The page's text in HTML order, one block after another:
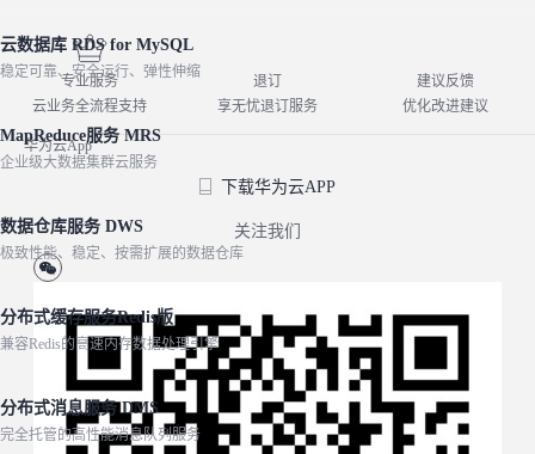
云数据库 RDS for MySQL
稳定可靠、安全运行、弹性伸缩
MapReduce服务 MRS
企业级大数据集群云服务
数据仓库服务 DWS
极致性能、稳定、按需扩展的数据仓库
分布式缓存服务Redis版
兼容Redis的高速内存数据处理引擎
分布式消息服务 DMS
完全托管的高性能消息队列服务
专业服务
云业务全流程支持
退订
享无忧退订服务
建议反馈
优化改进建议
华为云App
下载华为云APP
关注我们